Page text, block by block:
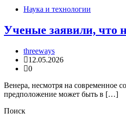
Наука и технологии
Ученые заявили, что
threeways
12.05.2026
0
Венера, несмотря на современное
предположение может быть в […]
Поиск